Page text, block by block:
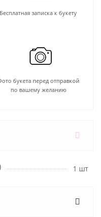
Бесплатная записка к букету
букета перед отправкой
по вашему желанию
1 шт